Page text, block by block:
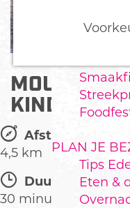
m
e
p
a
g
e
PLAN JE
Tips
Eten &
Afstand:
4,5 km
Duur:
30 minuten